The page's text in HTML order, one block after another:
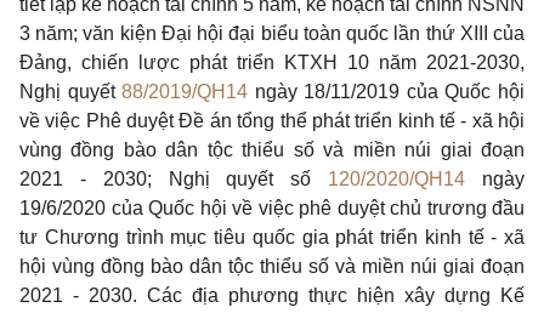
tiết lập kế hoạch tài chính 5 năm, kế hoạch tài chính NSNN
3 năm; văn kiện Đại hội đại biểu toàn quốc lần thứ X
của
Đảng, chiến lược phát triển KTXH 10 năm 2021-2030,
Nghị quyết88/2019/QH14 ngày 18/11/2019 của Quốc hội
về việc Phê duyệt Đề án tổng thể phát triển kinh tế - xã hội
vùng đồng bào dân tộc thiểu sốvà miền núi giai đoạn
2021 - 2030; Nghị quyết số 120/2020/QH14 ngày
19/6/2020 của Quốc hội về việc phê duyệtchủ trương đầu
tư Chương trình mục tiêu quốc gia phát triển kinh tế - xã
hội vùng đồng bào dân tộc thiểu số và miền núi giai đoạn
2021 - 2030. Các địa phương thực hiện xây dựng Kế